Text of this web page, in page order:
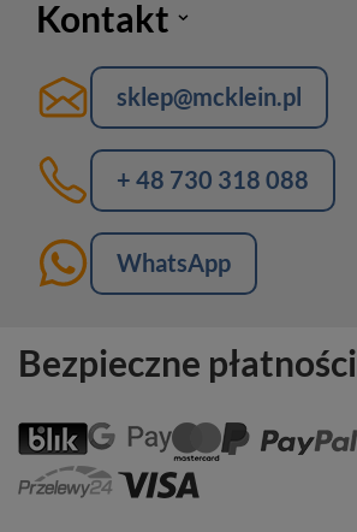
Kontakt
sklep@mcklein.pl
+ 48 730 318 088
WhatsApp
Bezpieczne płatności